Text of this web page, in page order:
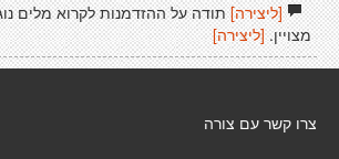
[ליצירה]תודה על ההזדמנות לקרוא מלים
מצויין. [ליצירה]
צרו קשר עם צורה